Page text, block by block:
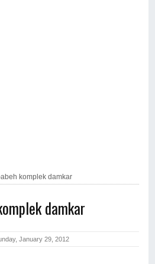
komplek damkar
damkar
January 29, 2012